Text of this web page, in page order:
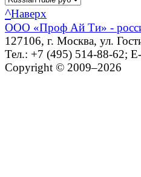
^Наверх
ООО «Проф Ай Ти» -
127106, г. Москва, ул.
Тел.: +7 (495) 514-88-62;
Copyright © 2009–2026